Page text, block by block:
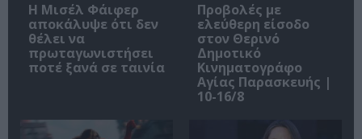
Η Μισέλ Φάιφερ
αποκάλυψε ότι δεν
θέλει να
πρωταγωνιστήσει
ποτέ ξανά σε ταινία
Προβολές με
ελεύθερη είσοδο
στον Θερινό
Δημοτικό
Κινηματογράφο
Αγίας Παρασκευής |
10-16/8